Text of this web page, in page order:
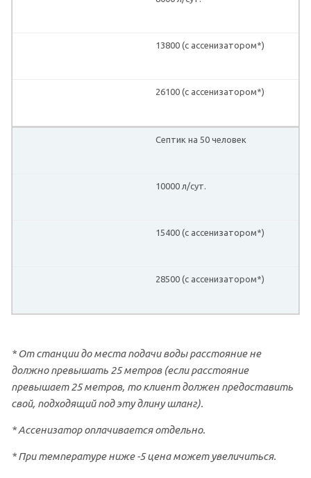
13800 (с ассенизатором*)
26100 (с ассенизатором*)
Септик на 50 человек
10000 л/сут.
15400 (с ассенизатором*)
28500 (с ассенизатором*)
* От станции до места подачи воды расстояние не
должно превышать 25 метров (если расстояние
превышает 25 метров, то клиент должен предоставить
свой, подходящий под эту длину шланг).
* Ассенизатор оплачивается отдельно.
* При температуре ниже -5 цена может увеличиться.